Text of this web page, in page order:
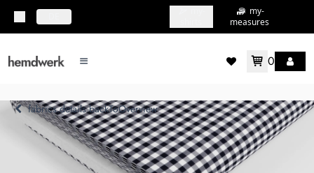
my-
measures
mainMenu.menu 0
fabrics.details.backToOverview